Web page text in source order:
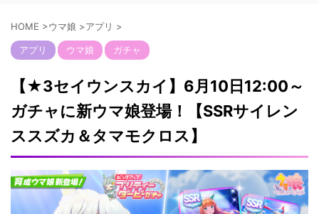
HOME >ウマ娘 >アプリ >
アプリ ウマ娘 ガチャ
【★3セイウンスカイ】6月10日12:00～
ガチャに新ウマ娘登場！【SSRサイレン
ススズカ＆タマモクロス】